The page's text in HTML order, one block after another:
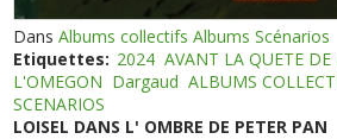
DansAlbums collectifs Albums Scénarios
Etiquettes: 2024 AVANT LA QUETE
L'OMEGON Dargaud ALBUMS
SCENARIOS
LOISEL DANS L' OMBRE DE PETER PAN